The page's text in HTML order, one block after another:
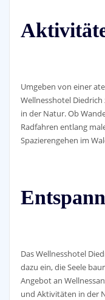
Umgeben von einer
Wellnesshotel
in der Natur. Ob
Radfahren entlang
Spazierengehen im
Das Wellnesshotel
dazu ein, die Seele
Angebot an
und Aktivitäten in der